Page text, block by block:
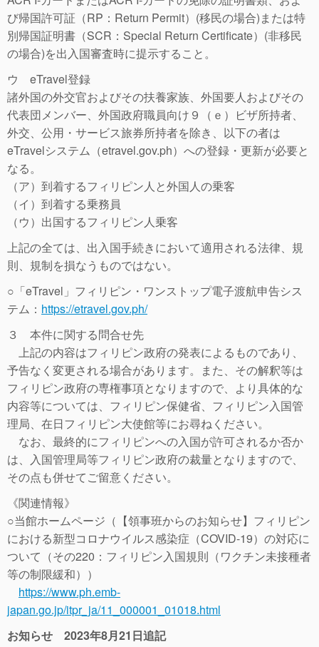
び帰国許可証（RP：Return Permit）(移民の場合)または特
別帰国証明書（SCR：Special Return Certificate）(非移民
の場合)を出入国審査時に提示すること。
ウ eTravel登録
諸外国の外交官およびその扶養家族、外国要人およびその
代表団メンバー、外国政府職員向け９（ｅ）ビザ所持者、
外交、公用・サービス旅券所持者を除き、以下の者は
eTravelシステム（etravel.gov.ph）への登録・更新が必要と
なる。
（ア）到着するフィリピン人と外国人の乗客
（イ）到着する乗務員
（ウ）出国するフィリピン人乗客
上記の全ては、出入国手続きにおいて適用される法律、規
則、規制を損なうものではない。
○「eTravel」フィリピン・ワンストップ電子渡航申告シス
テム： https://etravel.gov.ph/
３ 本件に関する問合せ先
上記の内容はフィリピン政府の発表によるものであり、
予告なく変更される場合があります。また、その解釈等は
フィリピン政府の専権事項となりますので、より具体的な
内容等については、フィリピン保健省、フィリピン入国管
理局、在日フィリピン大使館等にお尋ねください。
なお、最終的にフィリピンへの入国が許可されるか否か
は、入国管理局等フィリピン政府の裁量となりますので、
その点も併せてご留意ください。
《関連情報》
○当館ホームページ（【領事班からのお知らせ】フィリピン
における新型コロナウイルス感染症（COVID-19）の対応に
ついて（その220：フィリピン入国規則（ワクチン未接種者
等の制限緩和））
https://www.ph.emb-
japan.go.jp/itpr_ja/11_000001_01018.html
お知らせ
2023年8月21日追記